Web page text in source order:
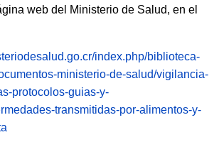
web del Ministerio de Salud, en el
index.php/biblioteca-
ministerio-de-salud/vigilancia-
protocolos-guias-y-
transmitidas-por-alimentos-y-